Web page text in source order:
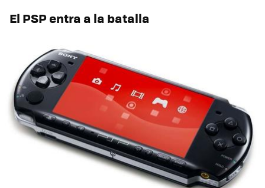
El PSP entra a la batalla